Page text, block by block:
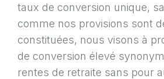
taux de conversion unique,
comme nos provisions sont
constituées, nous visons à
de conversion élevé
rentes de retraite sans pour